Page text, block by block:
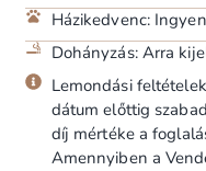
Házikedvenc:
Dohányzás: Arra
Lemondási
dátum előttig
díj mértéke a
Amennyiben a